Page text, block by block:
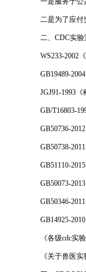
二是为了应付
二、CDC实
WS233-2002
GB19489-
JGJ91-1993
GB/T16803-
GB50736-
GB50738-
GB51110-
GB50073-
GB50346-
GB14925-
《各级cdc实
《关于兽医